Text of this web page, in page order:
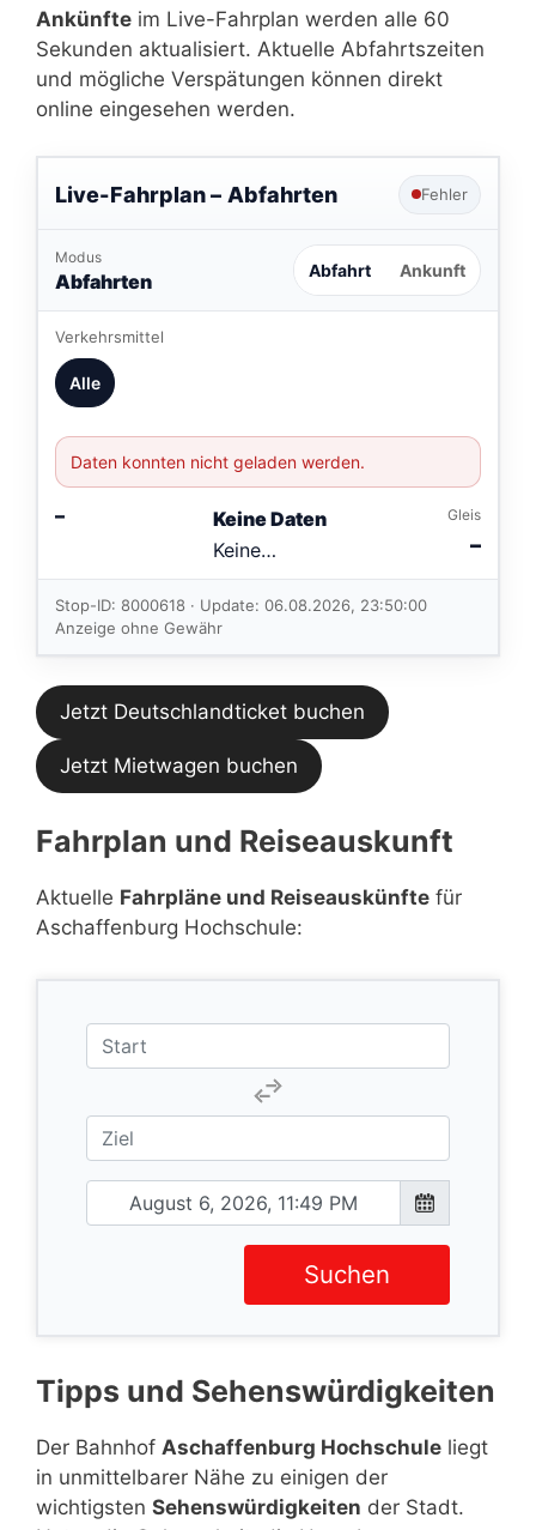
Ankünfte im Live-Fahrplan werden alle 60
Sekunden aktualisiert. Aktuelle Abfahrtszeiten
und mögliche Verspätungen können direkt
online eingesehen werden.
Live-Fahrplan – Abfahrten Fehler
Modus
Abfahrten Abfahrt Ankunft
Verkehrsmittel
Alle
Daten konnten nicht geladen werden.
–
Keine Daten
Keine
Verbindungen
im aktuellen
Feed.
Gleis
–
Stop-ID: 8000618 · Update: 06.08.2026, 23:50:00
Anzeige ohne Gewähr
Jetzt Deutschlandticket buchen
Jetzt Mietwagen buchen
Fahrplan und Reiseauskunft
Aktuelle Fahrpläne und Reiseauskünfte für
Aschaffenburg Hochschule:
Suchen
Tipps und Sehenswürdigkeiten
Der Bahnhof Aschaffenburg Hochschule liegt
in unmittelbarer Nähe zu einigen der
wichtigsten Sehenswürdigkeiten der Stadt.